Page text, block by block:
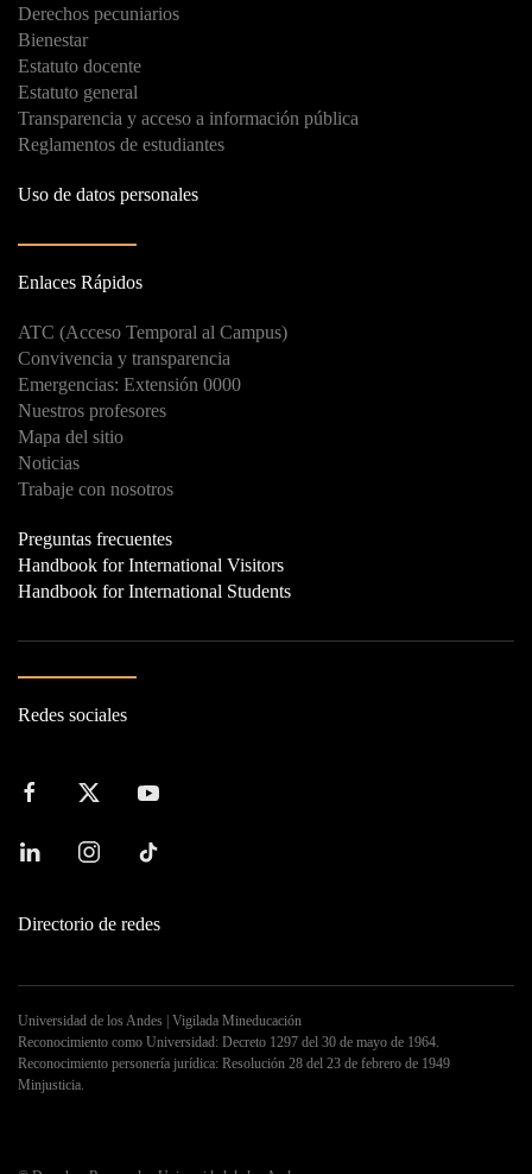
Derechos pecuniarios
Bienestar
Estatuto docente
Estatuto general
Transparencia y acceso a información pública
Reglamentos de estudiantes
Uso de datos personales
Enlaces Rápidos
ATC (Acceso Temporal al Campus)
Convivencia y transparencia
Emergencias: Extensión 0000
Nuestros profesores
Mapa del sitio
Noticias
Trabaje con nosotros
Preguntas frecuentes
Handbook for International Visitors
Handbook for International Students
Redes sociales
Directorio de redes
Universidad de los Andes | Vigilada Mineducación
Reconocimiento como Universidad: Decreto 1297 del 30 de mayo de 1964.
Reconocimiento personería jurídica: Resolución 28 del 23 de febrero de 1949
Minjusticia.